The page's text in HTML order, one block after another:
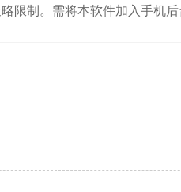
限制。需将本软件加入手机